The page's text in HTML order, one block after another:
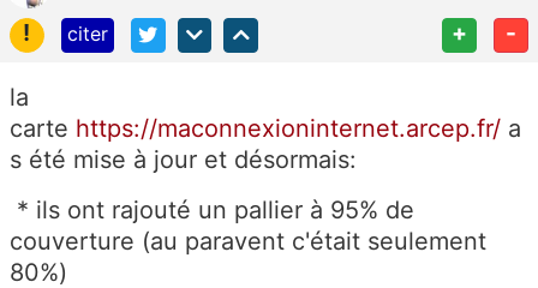
!
citer + -
la
carte https://maconnexioninternet.arcep.fr/ a
s été mise à jour et désormais:
* ils ont rajouté un pallier à 95% de
couverture (au paravent c'était seulement
80%)